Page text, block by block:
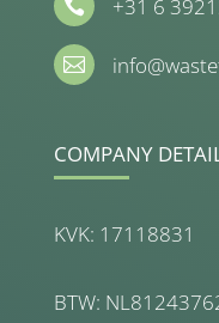
 +31 6

COMPANY
KVK: 17118831
BTW: